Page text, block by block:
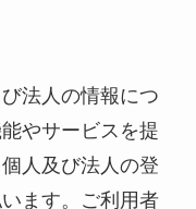
法人の情報につ
やサービスを提
人及び法人の登
ます。ご利用者